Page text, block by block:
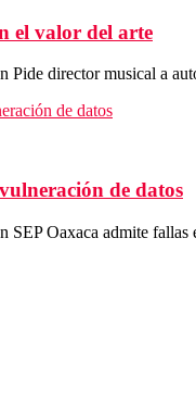
el valor del arte
Pide director musical a
de datos
SEP Oaxaca admite